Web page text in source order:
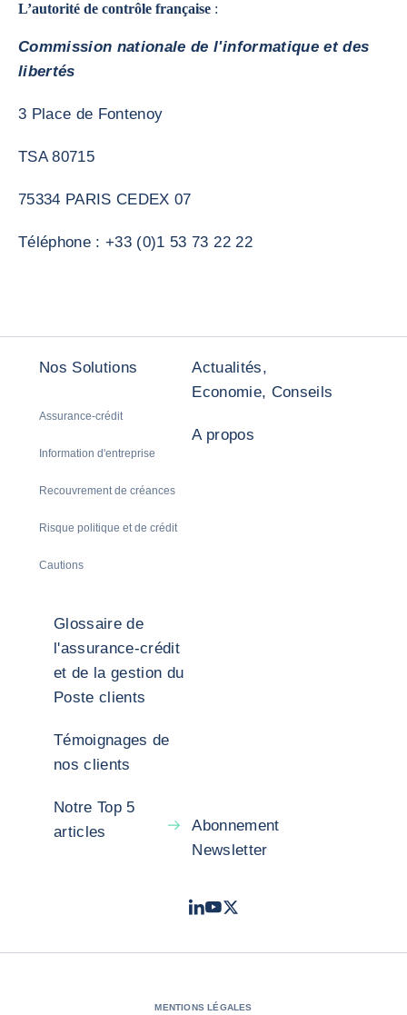
L’autorité de contrôle française :
Commission nationale de l'informatique et des
libertés
3 Place de Fontenoy
TSA 80715
75334 PARIS CEDEX 07
Téléphone : +33 (0)1 53 73 22 22
Nos Solutions
Assurance-crédit
Information d'entreprise
Recouvrement de créances
Risque politique et de crédit
Cautions
Actualités,
Economie, Conseils
A propos
Glossaire de
l'assurance-crédit
et de la gestion du
Poste clients
Témoignages de
nos clients
Notre Top 5
articles
Abonnement
Newsletter
LinkedIn
Youtube
X - Twitter
MENTIONS LÉGALES